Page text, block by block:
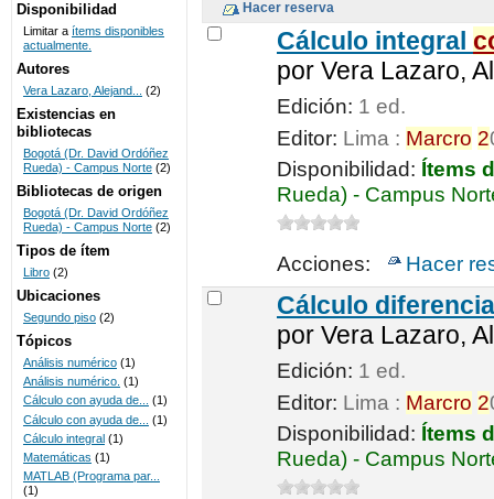
BIBLIOTECAS
UNICOC
Cálculo integral
por Vera Lazaro,
Edición: 1 ed.
Editor: Lima : Marcro 2
Disponibilidad: Ítems
Rueda) - Campus
Acciones: Hacer
Cálculo
por Vera Lazaro,
Edición: 1 ed.
Editor: Lima : Marcro 2
Disponibilidad: Ítems
Rueda) - Campus
Disponibilidad
Limitar a ítems disponibles
actualmente.
Autores
Vera Lazaro, Alejand... (2)
Existencias en
bibliotecas
Bogotá (Dr. David Ordóñez
Rueda) - Campus Norte (2)
Bibliotecas de origen
Bogotá (Dr. David Ordóñez
Rueda) - Campus Norte (2)
Tipos de ítem
Libro (2)
Ubicaciones
Segundo piso (2)
Tópicos
Análisis numérico (1)
Análisis numérico. (1)
Cálculo con ayuda de... (1)
Cálculo con ayuda de...
(1)
Cálculo integral (1)
Matemáticas (1)
MATLAB (Programa par...
(1)